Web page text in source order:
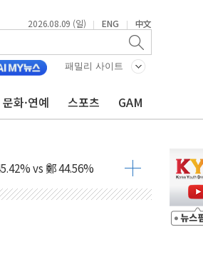
2026.08.09 (일) | ENG | 中文
패밀리 사이트
문화·연예 스포츠 GAM
원 '총력'
vs 鄭 44.56%
청래 42.08%